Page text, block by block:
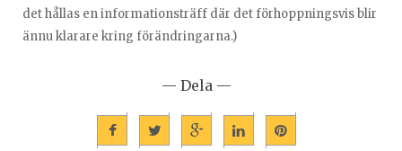
det hållas en informationsträff där det förhoppningsvis blir
ännu klarare kring förändringarna.)
— Dela —